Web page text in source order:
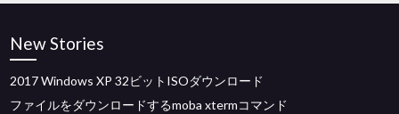
New Stories
2017 Windows XP 32ビットISOダウンロード
ファイルをダウンロードするmoba xtermコマンド